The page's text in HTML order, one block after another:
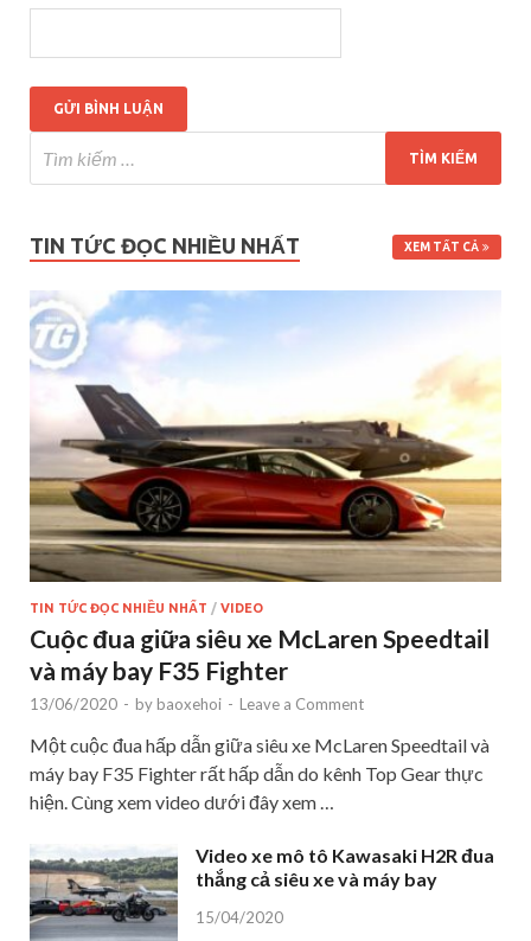
TIN TỨC ĐỌC NHIỀU NHẤT XEM TẤT CẢ
TIN TỨC ĐỌC NHIỀU NHẤT / VIDEO
Cuộc đua giữa siêu xe McLaren Speedtail
và máy bay F35 Fighter
13/06/2020 - by baoxehoi - Leave a Comment
Một cuộc đua hấp dẫn giữa siêu xe McLaren Speedtail và
máy bay F35 Fighter rất hấp dẫn do kênh Top Gear thực
hiện. Cùng xem video dưới đây xem …
Video xe mô tô Kawasaki H2R đua
thắng cả siêu xe và máy bay
15/04/2020